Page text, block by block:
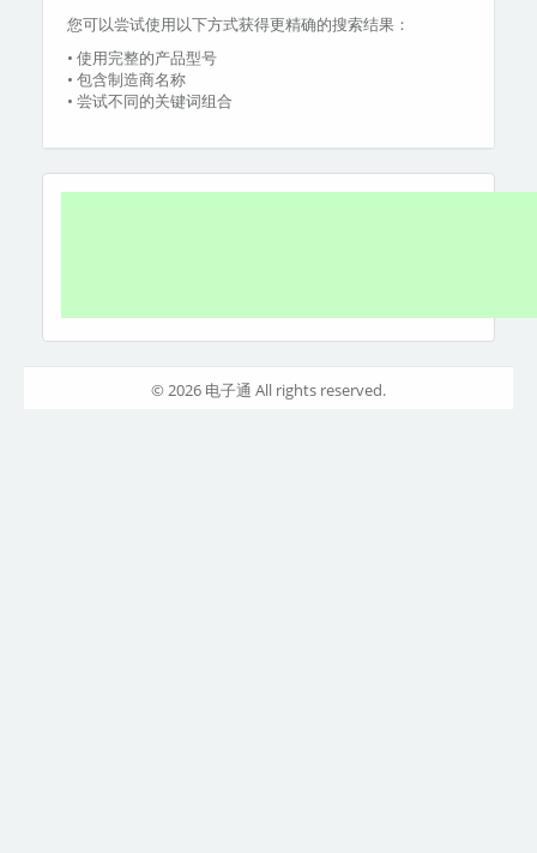
您可以尝试使用以下方式获得更精确的搜索结果：
• 使用完整的产品型号
• 包含制造商名称
• 尝试不同的关键词组合
© 2026 电子通 All rights reserved.